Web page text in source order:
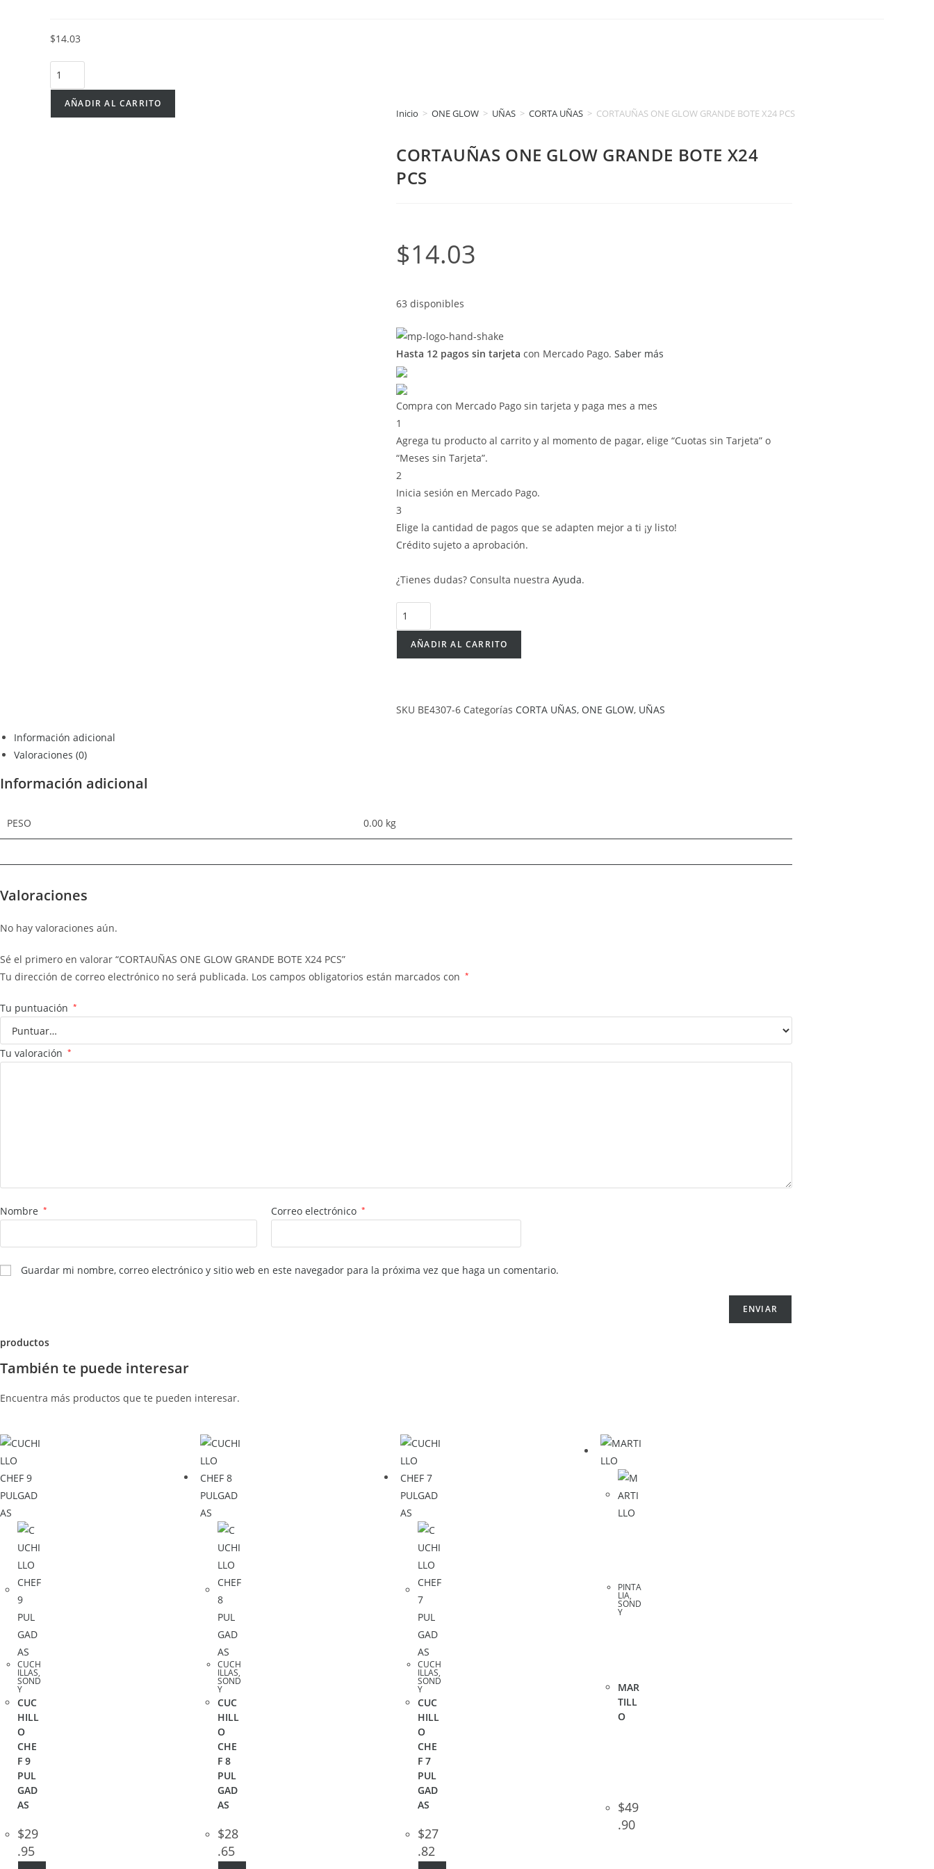
$14.03
AÑADIR AL CARRITO
Inicio > ONE GLOW > UÑAS > CORTA UÑAS > CORTAUÑAS ONE GLOW GRANDE BOTE X24 PCS
CORTAUÑAS ONE GLOW GRANDE BOTE X24
PCS
$14.03
63 disponibles
Hasta 12 pagos sin tarjeta con Mercado Pago. Saber más
Compra con Mercado Pago sin tarjeta y paga mes a mes
1
Agrega tu producto al carrito y al momento de pagar, elige “Cuotas sin Tarjeta” o
“Meses sin Tarjeta”.
2
Inicia sesión en Mercado Pago.
3
Elige la cantidad de pagos que se adapten mejor a ti ¡y listo!
Crédito sujeto a aprobación.
¿Tienes dudas? Consulta nuestra Ayuda.
AÑADIR AL CARRITO
SKU BE4307-6 Categorías CORTA UÑAS, ONE GLOW, UÑAS
Información adicional
Valoraciones (0)
Información adicional
PESO 0.00 kg
Valoraciones
No hay valoraciones aún.
Sé el primero en valorar “CORTAUÑAS ONE GLOW GRANDE BOTE X24 PCS”
Tu dirección de correo electrónico no será publicada. Los campos obligatorios están marcados con *
Tu puntuación *
Tu valoración *
Nombre * Correo electrónico *
Guardar mi nombre, correo electrónico y sitio web en este navegador para la próxima vez que haga un comentario.
productos
También te puede interesar
Encuentra más productos que te pueden interesar.
CUCH
ILLAS,
SOND
Y
CUC
HILL
O
CHE
F 9
PUL
GAD
AS
$29
.95
CUCH
ILLAS,
SOND
Y
CUC
HILL
O
CHE
F 8
PUL
GAD
AS
$28
.65
CUCH
ILLAS,
SOND
Y
CUC
HILL
O
CHE
F 7
PUL
GAD
AS
$27
.82
PINTA
LIA,
SOND
Y
MAR
TILL
O
$49
.90